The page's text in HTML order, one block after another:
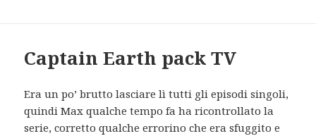
Captain Earth pack TV
Era un po’ brutto lasciare lì tutti gli episodi singoli,
quindi Max qualche tempo fa ha ricontrollato la
serie, corretto qualche errorino che era sfuggito e